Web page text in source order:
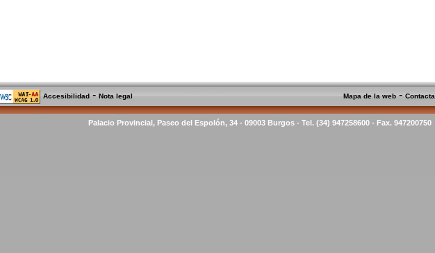
Accesibilidad -Nota legal Mapa de la web -Contacta
Palacio Provincial, Paseo del Espolón, 34 - 09003 Burgos - Tel. (34) 947258600 - Fax. 947200750